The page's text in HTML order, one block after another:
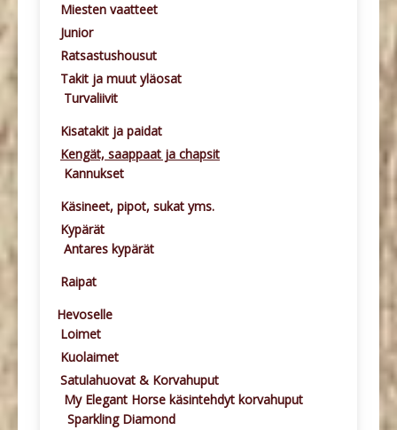
Miesten vaatteet
Junior
Ratsastushousut
Takit ja muut yläosat
Turvaliivit
Kisatakit ja paidat
Kengät, saappaat ja chapsit
Kannukset
Käsineet, pipot, sukat yms.
Kypärät
Antares kypärät
Raipat
Hevoselle
Loimet
Kuolaimet
Satulahuovat & Korvahuput
My Elegant Horse käsintehdyt korvahuput
Sparkling Diamond